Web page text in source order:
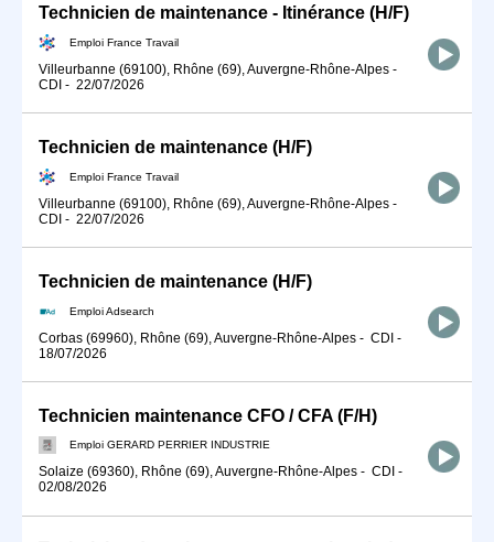
Technicien de maintenance - Itinérance (H/F)
Emploi France Travail
Villeurbanne (69100), Rhône (69), Auvergne-Rhône-Alpes -
CDI - 22/07/2026
Technicien de maintenance (H/F)
Emploi France Travail
Villeurbanne (69100), Rhône (69), Auvergne-Rhône-Alpes -
CDI - 22/07/2026
Technicien de maintenance (H/F)
Emploi Adsearch
Corbas (69960), Rhône (69), Auvergne-Rhône-Alpes - CDI -
18/07/2026
Technicien maintenance CFO / CFA (F/H)
Emploi GERARD PERRIER INDUSTRIE
Solaize (69360), Rhône (69), Auvergne-Rhône-Alpes - CDI -
02/08/2026